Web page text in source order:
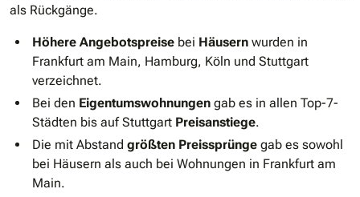
als Rückgänge.
Höhere Angebotspreise bei Häusern wurden in
Frankfurt am Main, Hamburg, Köln und Stuttgart
verzeichnet.
Bei den Eigentumswohnungen gab es in allen Top-7-
Städten bis auf Stuttgart Preisanstiege.
Die mit Abstand größten Preissprünge gab es sowohl
bei Häusern als auch bei Wohnungen in Frankfurt am
Main.